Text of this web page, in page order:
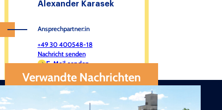
Alexander Karasek
Ansprechpartner:in
+49 30 400548-18
Nachricht senden
E-Mail senden
Verwandte Nachrichten